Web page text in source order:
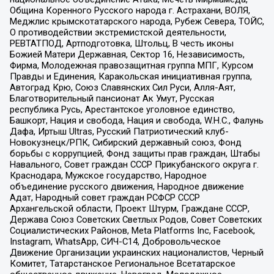
Община Коренного Русского народа г. Астрахани, ВОЛЯ,
Меджлис крымскотатарского народа, Рубеж Севера, ТОЙС,
О противодействии экстремистской деятельности,
РЕВТАТПОД, Артподготовка, Штольц, В честь иконы
Божией Матери Державная, Сектор 16, Независимость,
Фирма, Молодежная правозащитная группа МПГ, Курсом
Правды и Единения, Каракольская инициативная группа,
Автоград Крю, Союз Славянских Сил Руси, Алля-Аят,
Благотворительный пансионат Ак Умут, Русская
республика Русь, Арестантское уголовное единство,
Башкорт, Нация и свобода, Нация и свобода, W.H.С., Фалунь
Дафа, Иртыш Ultras, Русский Патриотический клуб-
Новокузнецк/РПК, Сибирский державный союз, Фонд
борьбы с коррупцией, Фонд защиты прав граждан, Штабы
Навального, Совет граждан СССР Прикубанского округа г.
Краснодара, Мужское государство, Народное
объединение русского движения, Народное движение
Адат, Народный совет граждан РСФСР СССР
Архангельской области, Проект Штурм, Граждане СССР,
Держава Союз Советских Светлых Родов, Совет Советских
Социалистических Районов, Meta Platforms Inc, Facebook,
Instagram, WhatsApp, СИЧ-С14, Добровольческое
Движение Организации украинских националистов, Черный
Комитет, Татарстанское Региональное Всетатарское